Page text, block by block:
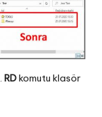
RDkomutu klasör